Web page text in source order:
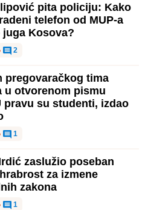
pita policiju: Kako
telefon od MUP-a
Kosova?
2
pregovaračkog tima
u otvorenom pismu
pravu su studenti, izdao
1
zaslužio poseban
za izmene
zakona
1